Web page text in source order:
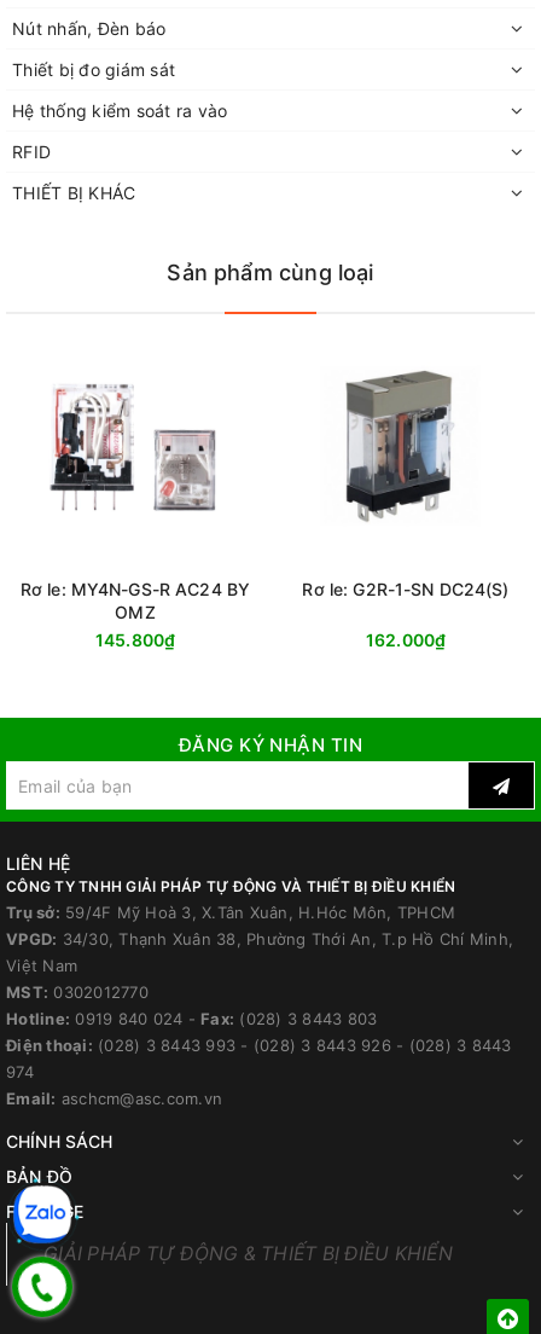
Nút nhấn, Đèn báo
Thiết bị đo giám sát
Hệ thống kiểm soát ra vào
RFID
THIẾT BỊ KHÁC
Sản phẩm cùng loại
Rơ le: MY4N-GS-R AC24 BY
OMZ
145.800₫
Rơ le: G2R-1-SN DC24(S)
162.000₫
ĐĂNG KÝ NHẬN TIN
LIÊN HỆ
CÔNG TY TNHH GIẢI PHÁP TỰ ĐỘNG VÀ THIẾT BỊ ĐIỀU KHIỂN
Trụ sở: 59/4F Mỹ Hoà 3, X.Tân Xuân, H.Hóc Môn, TPHCM
VPGD: 34/30, Thạnh Xuân 38, Phường Thới An, T.p Hồ Chí Minh,
Việt Nam
MST: 0302012770
Hotline: 0919 840 024 - Fax: (028) 3 8443 803
Điện thoại: (028) 3 8443 993 - (028) 3 8443 926 - (028) 3 8443
974
Email: aschcm@asc.com.vn
CHÍNH SÁCH
BẢN ĐỒ
FANPAGE
GIẢI PHÁP TỰ ĐỘNG & THIẾT BỊ ĐIỀU KHIỂN